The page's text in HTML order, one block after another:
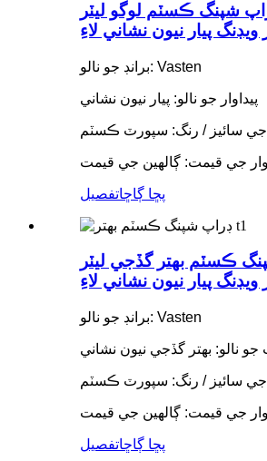
شپنگ ڪسٽم لوگو ليٽر
ويڊنگ پيار نيون نشاني لاءِ
برانڊ جو نالو: Vasten
پيداوار جو نالو: پيار نيون نشاني
جي سائيز / رنگ: سپورٽ ڪسٽم
جي قيمت: ڳالهين جي قيمت
پڇا ڳاڇاتفصيل
ڪسٽم بهتر گڏجي ليٽر
ويڊنگ پيار نيون نشاني لاءِ
برانڊ جو نالو: Vasten
نالو: بهتر گڏجي نيون نشاني
جي سائيز / رنگ: سپورٽ ڪسٽم
جي قيمت: ڳالهين جي قيمت
پڇا ڳاڇاتفصيل